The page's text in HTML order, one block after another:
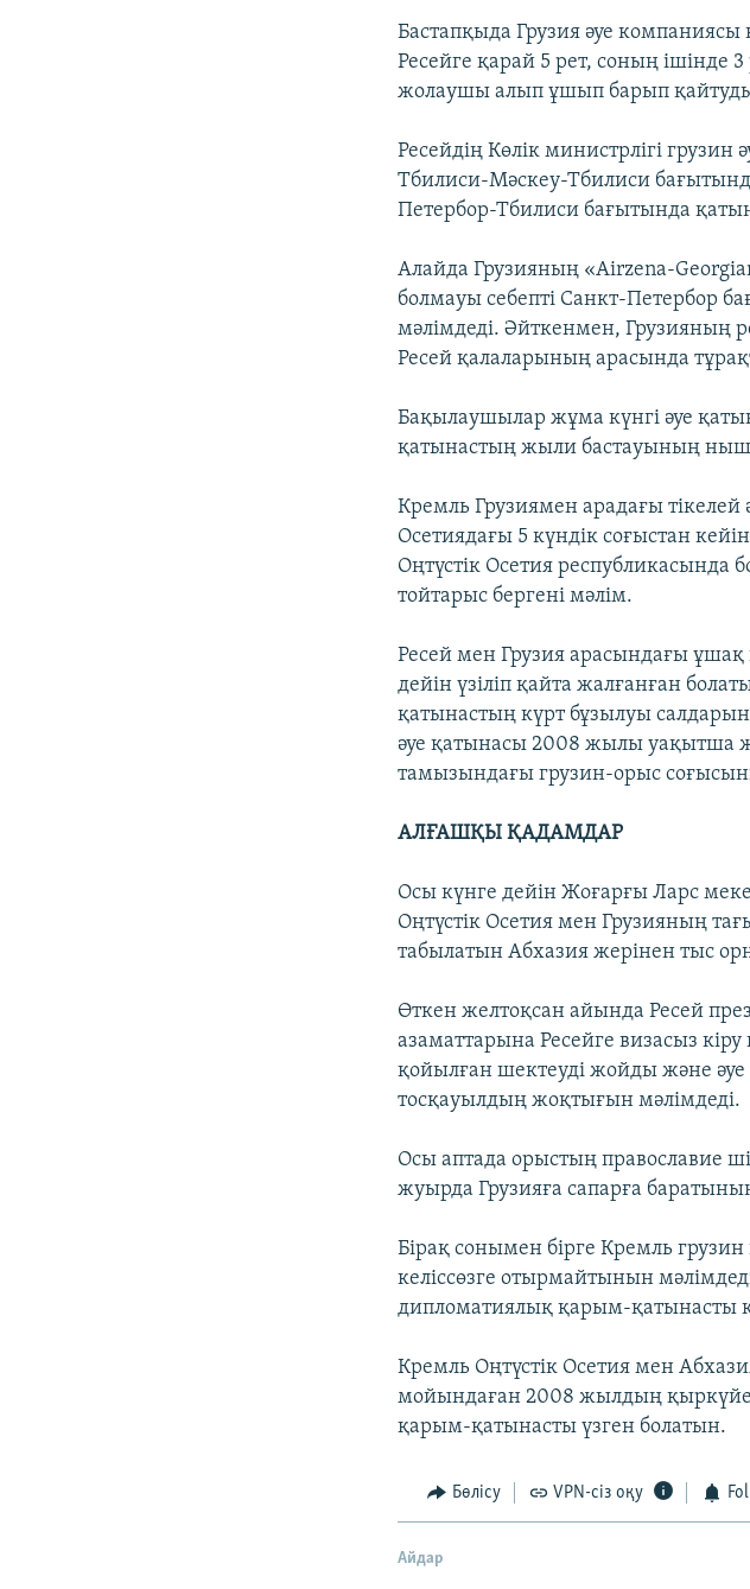
Бастапқыда Грузия әуе
Ресейге қарай 5 рет, соның ішінде
жолаушы алып ұшып барып
Ресейдің Көлік министрлігі
Тбилиси-Мәскеу-Тбилиси
Петербор-Тбилиси бағытында
Алайда Грузияның «Airzena-
болмауы себепті Санкт-Петербор
мәлімдеді. Әйткенмен, Грузияның
Ресей қалаларының арасында
Бақылаушылар жұма күнгі әуе
қатынастың жыли бастауының
Кремль Грузиямен арадағы
Осетиядағы 5 күндік соғыстан
Оңтүстік Осетия республикасында
тойтарыс бергені мәлім.
Ресей мен Грузия арасындағы
дейін үзіліп қайта жалғанған
қатынастың күрт бұзылуы
әуе қатынасы 2008 жылы
тамызындағы грузин-орыс
АЛҒАШҚЫ ҚАДАМДАР
Осы күнге дейін Жоғарғы Ларс
Оңтүстік Осетия мен Грузияның
табылатын Абхазия жерінен тыс
Өткен желтоқсан айында Ресей
азаматтарына Ресейге визасыз
қойылған шектеуді жойды және
тосқауылдың жоқтығын мәлімдеді.
Осы аптада орыстың православие
жуырда Грузияға сапарға
Бірақ сонымен бірге Кремль
келіссөзге отырмайтынын
дипломатиялық қарым-қатынасты
Кремль Оңтүстік Осетия мен
мойындаған 2008 жылдың
қарым-қатынасты үзген болатын.
Бөлісу VPN-сіз оқу
Айдар